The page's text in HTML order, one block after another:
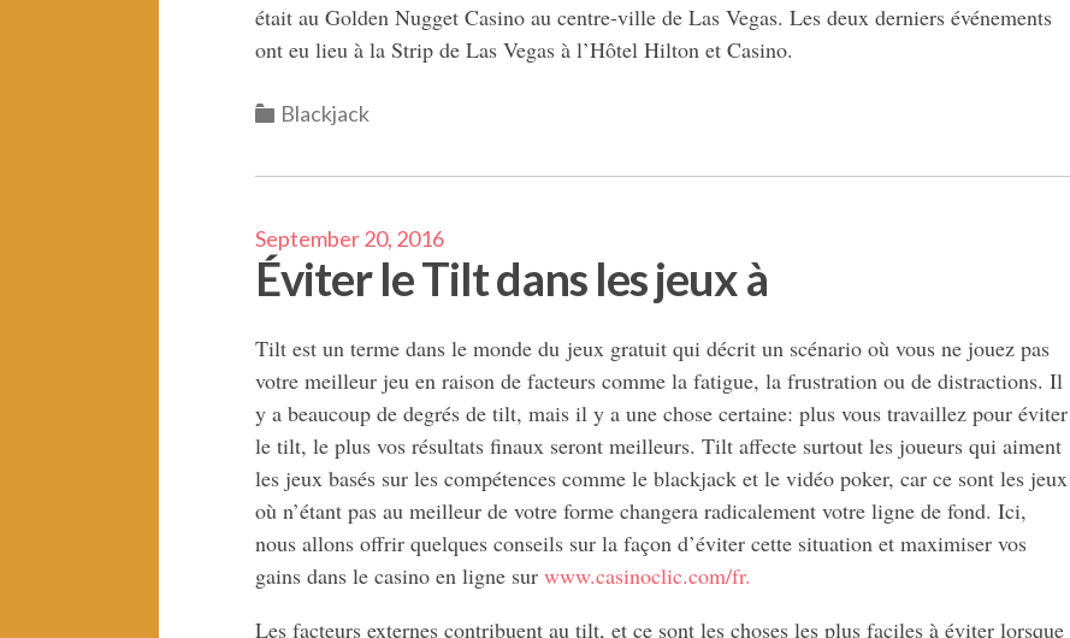
était au Golden Nugget Casino au centre-ville de Las Vegas. Les deux derniers événements
ont eu lieu à la Strip de Las Vegas à l’Hôtel Hilton et Casino.
Categories
Blackjack
September 20, 2016
Éviter le Tilt dans les jeux à
Tilt est un terme dans le monde du jeux gratuit qui décrit un scénario où vous ne jouez pas
votre meilleur jeu en raison de facteurs comme la fatigue, la frustration ou de distractions. Il
y a beaucoup de degrés de tilt, mais il y a une chose certaine: plus vous travaillez pour éviter
le tilt, le plus vos résultats finaux seront meilleurs. Tilt affecte surtout les joueurs qui aiment
les jeux basés sur les compétences comme le blackjack et le vidéo poker, car ce sont les jeux
où n’étant pas au meilleur de votre forme changera radicalement votre ligne de fond. Ici,
nous allons offrir quelques conseils sur la façon d’éviter cette situation et maximiser vos
gains dans le casino en ligne sur www.casinoclic.com/fr.
Les facteurs externes contribuent au tilt, et ce sont les choses les plus faciles à éviter lorsque